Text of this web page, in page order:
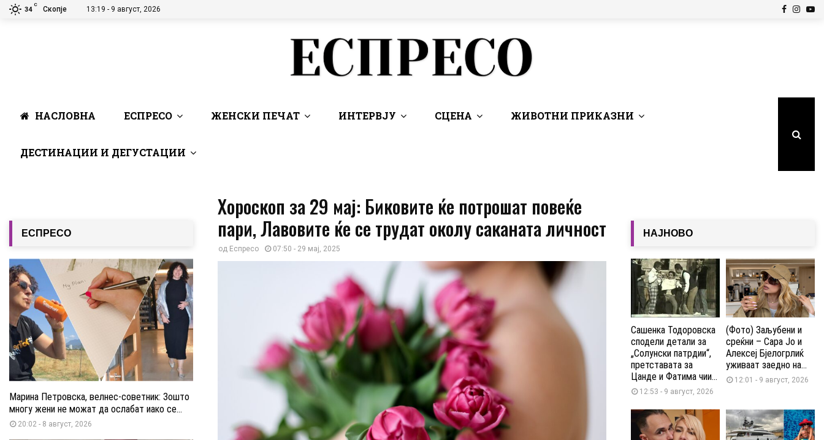
34
C
Скопје 13:19 - 9 август, 2026 Facebook
НАСЛОВНА ЕСПРЕСО ЖЕНСКИ ПЕЧАТ ИНТЕРВЈУ СЦЕНА ЖИВОТНИ ПРИКАЗНИ
ДЕСТИНАЦИИ И ДЕГУСТАЦИИ
Хороскоп за 29 мај: Биковите ќе потрошат повеќе
пари, Лавовите ќе се трудат околу саканата личност
од Еспресо 07:50 - 29 мај, 2025
ЕСПРЕСО
Марина Петровска, велнес-советник: Зошто
многу жени не можат да ослабат иако се...
20:02 - 8 август, 2026
НАЈНОВО
Сашенка Тодоровска
сподели детали за
„Солунски патрдии“,
претставата за
Цанде и Фатима чии...
12:53 - 9 август, 2026
(Фото) Заљубени и
среќни – Сара Јо и
Алексеј Бјелогрлиќ
уживаат заедно на...
12:01 - 9 август, 2026